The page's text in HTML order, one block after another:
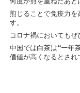
煎じることで免疫力
す。
コロナ禍においてもぜ
中国では白茶は“一年
価値が高くなるとされ